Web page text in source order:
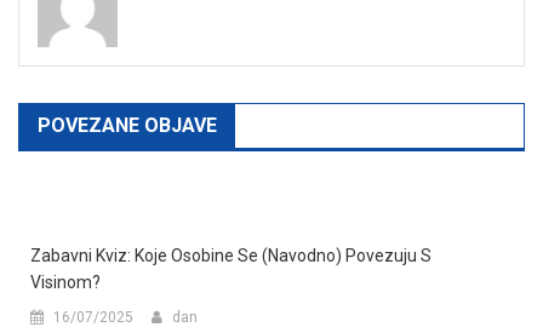
POVEZANE OBJAVE
Zabavni Kviz: Koje Osobine Se (navodno) Povezuju S
Visinom?
16/07/2025 dan